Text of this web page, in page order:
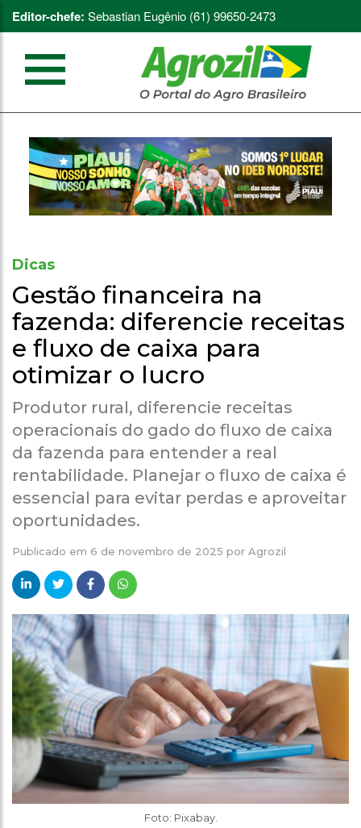
Editor-chefe: Sebastian Eugênio (61) 99650-2473
Dicas
Gestão financeira na
fazenda: diferencie receitas
e fluxo de caixa para
otimizar o lucro
Produtor rural, diferencie receitas
operacionais do gado do fluxo de caixa
da fazenda para entender a real
rentabilidade. Planejar o fluxo de caixa é
essencial para evitar perdas e aproveitar
oportunidades.
Publicado em 6 de novembro de 2025 por Agrozil
Foto: Pixabay.